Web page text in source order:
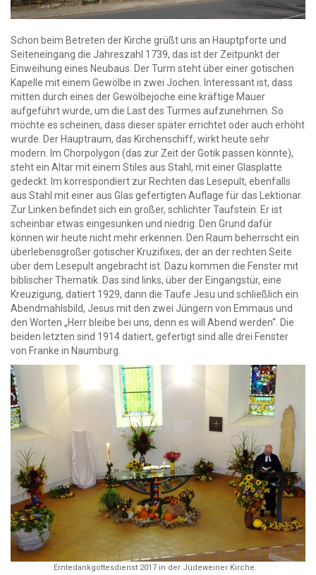
Schon beim Betreten der Kirche grüßt uns an Hauptpforte und
Seiteneingang die Jahreszahl 1739, das ist der Zeitpunkt der
Einweihung eines Neubaus. Der Turm steht über einer gotischen
Kapelle mit einem Gewölbe in zwei Jochen. Interessant ist, dass
mitten durch eines der Gewölbejoche eine kräftige Mauer
aufgeführt wurde, um die Last des Turmes aufzunehmen. So
möchte es scheinen, dass dieser später errichtet oder auch erhöht
wurde. Der Hauptraum, das Kirchenschiff, wirkt heute sehr
modern. Im Chorpolygon (das zur Zeit der Gotik passen könnte),
steht ein Altar mit einem Stiles aus Stahl, mit einer Glasplatte
gedeckt. Im korrespondiert zur Rechten das Lesepult, ebenfalls
aus Stahl mit einer aus Glas gefertigten Auflage für das Lektionar.
Zur Linken befindet sich ein großer, schlichter Taufstein. Er ist
scheinbar etwas eingesunken und niedrig. Den Grund dafür
können wir heute nicht mehr erkennen. Den Raum beherrscht ein
überlebensgroßer gotischer Kruzifixes, der an der rechten Seite
über dem Lesepult angebracht ist. Dazu kommen die Fenster mit
biblischer Thematik. Das sind links, über der Eingangstür, eine
Kreuzigung, datiert 1929, dann die Taufe Jesu und schließlich ein
Abendmahlsbild, Jesus mit den zwei Jüngern von Emmaus und
den Worten „Herr bleibe bei uns, denn es will Abend werden“. Die
beiden letzten sind 1914 datiert, gefertigt sind alle drei Fenster
von Franke in Naumburg.
Erntedankgottesdienst 2017 in der Jüdeweiner Kirche.